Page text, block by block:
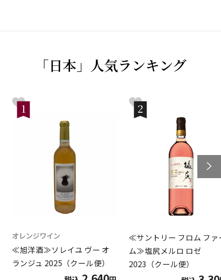
「日本」人気ランキング
1
オレンジワイン
≪旭洋酒≫ソレイユ ヴー オ
ランジュ 2025（クール便）
2
≪サントリー フロム ファ
ム≫塩尻メルロ ロゼ
2023（クール便）